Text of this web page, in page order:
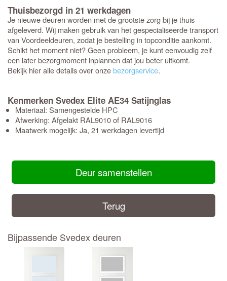
Thuisbezorgd in 21 werkdagen
Je nieuwe deuren worden met de grootste zorg bij je thuis
afgeleverd. Wij maken gebruik van het gespecialiseerde transport
van Voordeeldeuren, zodat je bestelling in topconditie aankomt.
Schikt het moment niet? Geen probleem, je kunt eenvoudig zelf
een later bezorgmoment inplannen dat jou beter uitkomt.
Bekijk hier alle details over onzebezorgservice.
Kenmerken Svedex Elite AE34 Satijnglas
Materiaal: Samengestelde HPC
Afwerking: Afgelakt RAL9010 of RAL9016
Maatwerk mogelijk: Ja, 21 werkdagen levertijd
Deur samenstellen
Terug
Bijpassende Svedex deuren